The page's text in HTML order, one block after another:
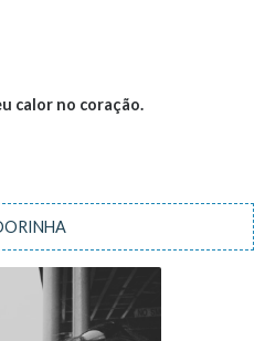
calor no coração.